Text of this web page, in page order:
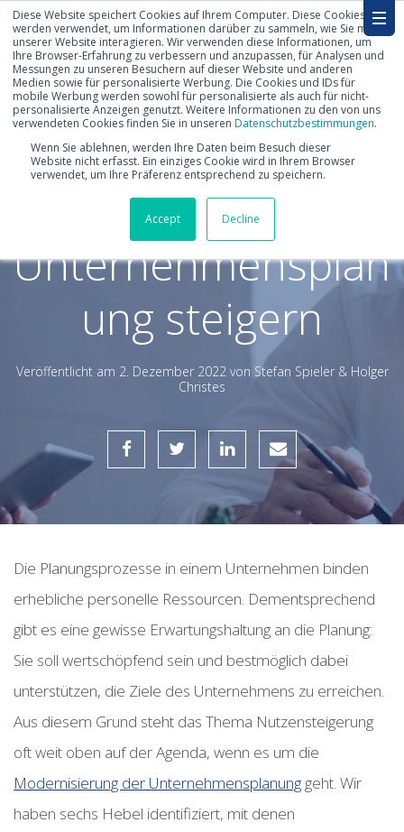
Diese Website speichert Cookies auf Ihrem Computer. Diese Cookies
werden verwendet, um Informationen darüber zu sammeln, wie Sie mit
unserer Website interagieren. Wir verwenden diese Informationen, um
Ihre Browser-Erfahrung zu verbessern und anzupassen, für Analysen und
Messungen zu unseren Besuchern auf dieser Website und anderen
Medien sowie für personalisierte Werbung. Die Cookies und IDs für
mobile Werbung werden sowohl für personalisierte als auch für nicht-
personalisierte Anzeigen genutzt. Weitere Informationen zu den von uns
verwendeten Cookies finden Sie in unseren Datenschutzbestimmungen.
Wenn Sie ablehnen, werden Ihre Daten beim Besuch dieser
Website nicht erfasst. Ein einziges Cookie wird in Ihrem Browser
verwendet, um Ihre Präferenz entsprechend zu speichern.
Accept Decline
Sechs Hebel, die
den Nutzen der
Unternehmensplan
ung steigern
Veröffentlicht am 2. Dezember 2022 von Stefan Spieler & Holger
Christes
Die Planungsprozesse in einem Unternehmen binden
erhebliche personelle Ressourcen. Dementsprechend
gibt es eine gewisse Erwartungshaltung an die Planung:
Sie soll wertschöpfend sein und bestmöglich dabei
unterstützen, die Ziele des Unternehmens zu erreichen.
Aus diesem Grund steht das Thema Nutzensteigerung
oft weit oben auf der Agenda, wenn es um die
Modernisierung der Unternehmensplanung geht. Wir
haben sechs Hebel identifiziert, mit denen